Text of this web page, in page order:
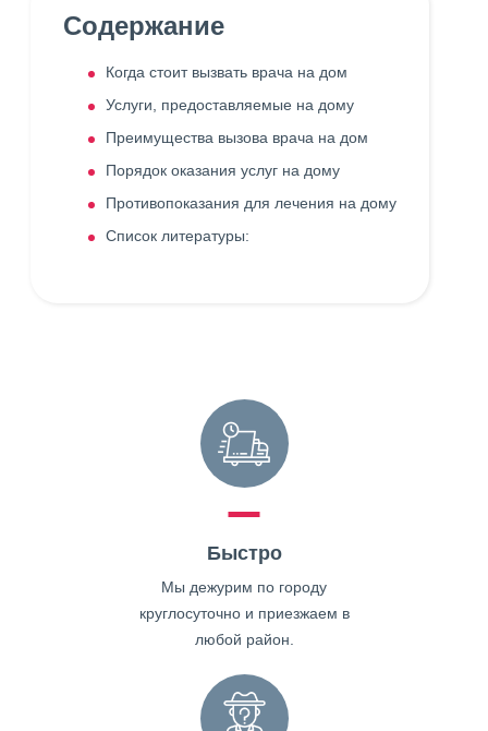
Содержание
Когда стоит вызвать врача на дом
Услуги, предоставляемые на дому
Преимущества вызова врача на дом
Порядок оказания услуг на дому
Противопоказания для лечения на дому
Список литературы:
Быстро
Мы дежурим по городу
круглосуточно и приезжаем в
любой район.